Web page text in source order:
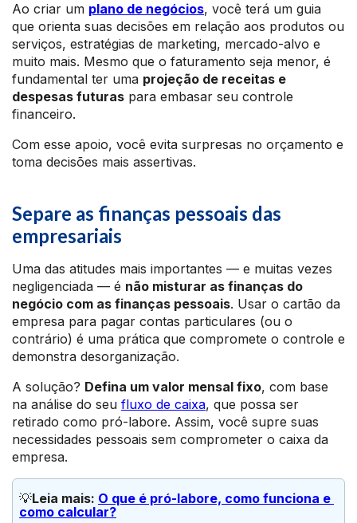
Ao criar um plano de negócios, você terá um guia
que orienta suas decisões em relação aos produtos ou
serviços, estratégias de marketing, mercado-alvo e
muito mais. Mesmo que o faturamento seja menor, é
fundamental ter uma projeção de receitas e
despesas futuras para embasar seu controle
financeiro.
Com esse apoio, você evita surpresas no orçamento e
toma decisões mais assertivas.
Separe as finanças pessoais das
empresariais
Uma das atitudes mais importantes — e muitas vezes
negligenciada — é não misturar as finanças do
negócio com as finanças pessoais. Usar o cartão da
empresa para pagar contas particulares (ou o
contrário) é uma prática que compromete o controle e
demonstra desorganização.
A solução? Defina um valor mensal fixo, com base
na análise do seu fluxo de caixa, que possa ser
retirado como pró-labore. Assim, você supre suas
necessidades pessoais sem comprometer o caixa da
empresa.
💡Leia mais: O que é pró-labore, como funciona e
como calcular?